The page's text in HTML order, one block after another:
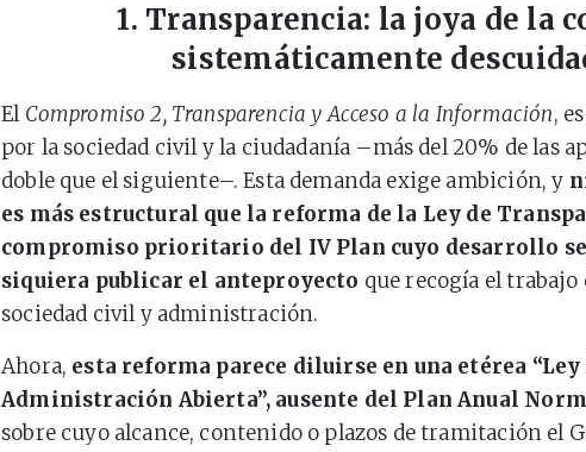
1. Transparencia: la joya de la
sistemáticamente
El Compromiso 2, Transparencia y Acceso a la Información,
por la sociedad civil y la ciudadanía –más del 20% de las
doble que el siguiente–. Esta demanda exige ambición, y
es más estructural que la reforma de la Ley de
compromiso prioritario del IV Plan cuyo desarrollo
siquiera publicar el anteproyecto que recogía el trabajo
sociedad civil y administración.
Ahora, esta reforma parece diluirse en una etérea “Ley
Administración Abierta”, ausente del Plan Anual
sobre cuyo alcance, contenido o plazos de tramitación el